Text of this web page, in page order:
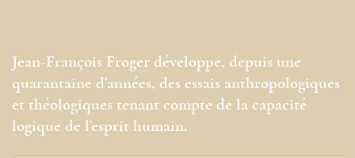
Jean-François Froger développe, depuis une
quarantaine d’années, des essais anthropologiques
et théologiques tenant compte de la capacité
logique de l’esprit humain.